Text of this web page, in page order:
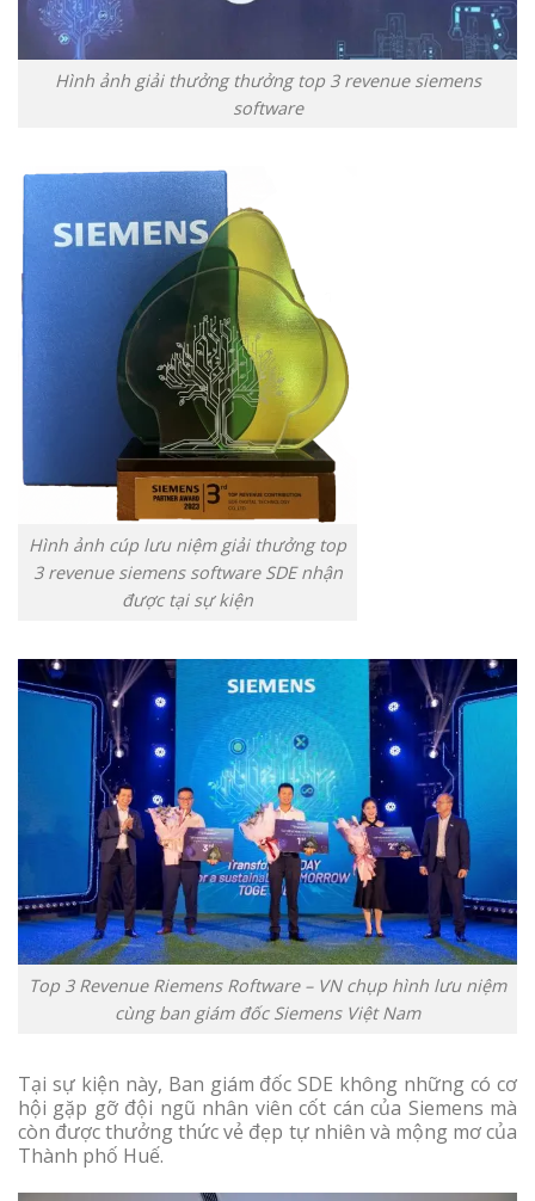
Hình ảnh giải thưởng thưởng top 3 revenue siemens
software
Hình ảnh cúp lưu niệm giải thưởng top
3 revenue siemens software SDE nhận
được tại sự kiện
Top 3 Revenue Riemens Roftware – VN chụp hình lưu niệm
cùng ban giám đốc Siemens Việt Nam
Tại sự kiện này, Ban giám đốc SDE không những có cơ
hội gặp gỡ đội ngũ nhân viên cốt cán của Siemens mà
còn được thưởng thức vẻ đẹp tự nhiên và mộng mơ của
Thành phố Huế.